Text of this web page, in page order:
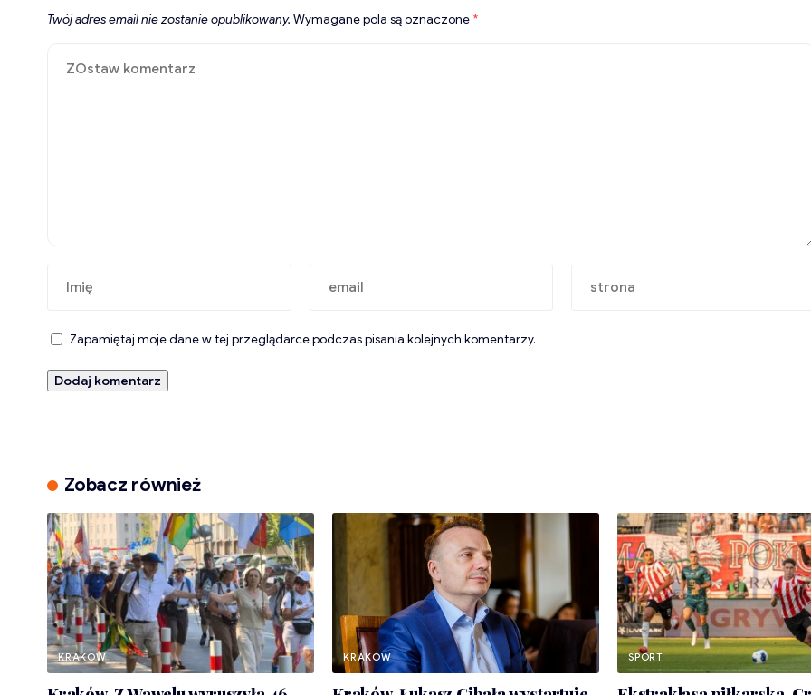
Twój adres email nie zostanie opublikowany. Wymagane pola są oznaczone *
Zapamiętaj moje dane w tej przeglądarce podczas pisania kolejnych komentarzy.
Zobacz również
KRAKÓW KRAKÓW SPORT